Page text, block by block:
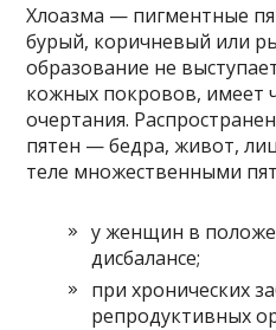
Хлоазма — пигментные
бурый, коричневый или
образование не
кожных покровов, имеет
очертания.
пятен — бедра, живот,
теле множественными
у женщин в
дисбалансе;
при хронических
репродуктивных